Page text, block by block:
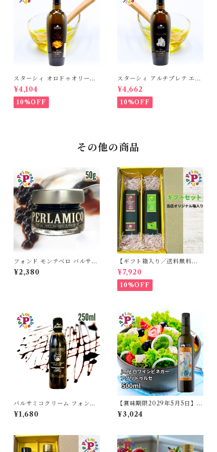
スターシィ オロドゥオリーヴ
ァ エキストラバージン オリー
ブオイル 500ml イタリア プ
ーリア産 STASI ORO d'Oliva
スタシィ 酸度0.13 賞味期限2
¥4,104
10%OFF
スターシィ アルチプレテ エキ
ストラバージン オリーブオイ
ル 500ml イタリア プーリア
産 STASI Arciprete スタシ
ィ 酸度0.15 賞味期限2027年3
¥4,662
10%OFF
その他の商品
フォンド モンテベロ バルサミ
コ パール モデナ産 ブラック 5
0g FONDO MONTEBELL
¥2,380
【ギフト箱入り／送料無料】
プライムオーリオ香川ミッシ
ョン エキストラバージンオリ
ーブオイル と プライムオーリ
オ香川ルッカ エキストラバー
¥7,920
10%OFF
バルサミコクリーム フォンド
モンテベロ 砂糖不使用 イタリ
ア モデナ 250ml バルサミコ
¥1,680
【賞味期限2029年5月5日】ス
ペイン産CAVAを使用した jm
fg 白ワインビネガー アグリド
¥3,024